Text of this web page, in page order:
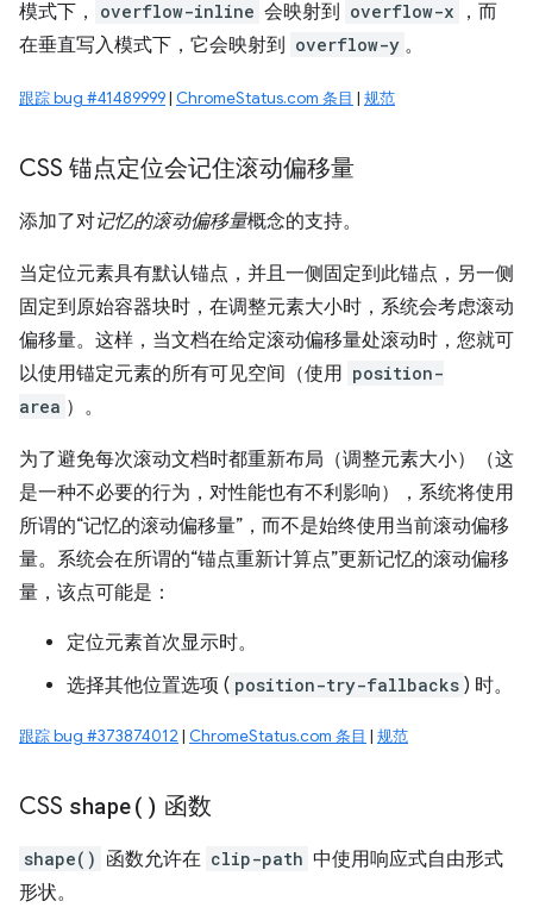
模式下， overflow-inline 会映射到 overflow-x
，而
在垂直写入模式下，它会映射到 overflow-y 。
跟踪 bug #41489999| ChromeStatus.com 条目 | 规范
CSS 锚点定位会记住滚动偏移量
添加了对记忆的滚动偏移量概念的支持。
当定位元素具有默认锚点，并且一侧固定到此锚点，另一侧
固定到原始容器块时，在调整元素大小时，系统会考虑滚动
偏移量。这样，当文档在给定滚动偏移量处滚动时，您就可
以使用锚定元素的所有可见空间（使用 position-
area ）。
为了避免每次滚动文档时都重新布局（调整元素大小）（这
是一种不必要的行为，对性能也有不利影响），系统将使用
所谓的“记忆的滚动偏移量”，而不是始终使用当前滚动偏移
量。系统会在所谓的“锚点重新计算点”更新记忆的滚动偏移
量，该点可能是：
定位元素首次显示时。
选择其他位置选项 ( position-try-fallbacks ) 时。
跟踪 bug #373874012 | ChromeStatus.com 条目 | 规范
CSS shape( ) 函数
shape() 函数允许在 clip-path 中使用响应式自由形式
形状。